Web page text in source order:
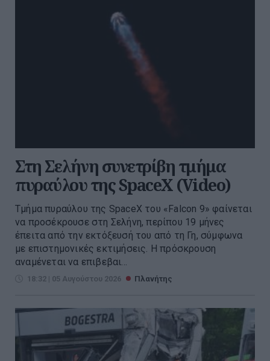
Στη Σελήνη συνετρίβη τμήμα
πυραύλου της SpaceX (Video)
Τμήμα πυραύλου της SpaceX του «Falcon 9» φαίνεται
να προσέκρουσε στη Σελήνη, περίπου 19 μήνες
έπειτα από την εκτόξευσή του από τη Γη, σύμφωνα
με επιστημονικές εκτιμήσεις. Η πρόσκρουση
αναμένεται να επιβεβαι...
18:32 | 05 Αυγούστου 2026 Πλανήτης